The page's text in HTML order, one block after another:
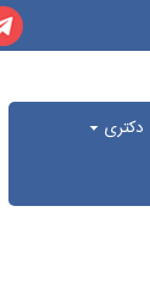
دکتری